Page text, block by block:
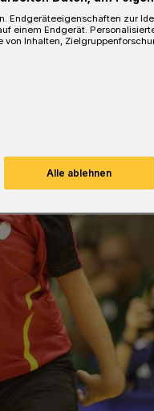
Endgeräteeigenschaften zur
einem Endgerät.
von Inhalten,
Alle ablehnen